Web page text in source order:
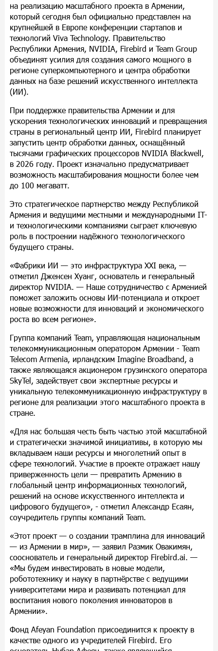
на реализацию масштабного проекта в Армении,
который сегодня был официально представлен на
крупнейшей в Европе конференции стартапов и
технологий Viva Technology. Правительство
Республики Армения, NVIDIA, Firebird и Team Group
объединят усилия для создания самого мощного в
регионе суперкомпьютерного и центра обработки
данных на базе решений искусственного интеллекта
(ИИ).
При поддержке правительства Армении и для
ускорения технологических инноваций и превращения
страны в региональный центр ИИ, Firebird планирует
запустить центр обработки данных, оснащённый
тысячами графических процессоров NVIDIA Blackwell,
в 2026 году. Проект изначально предусматривает
возможность масштабирования мощности более чем
до 100 мегаватт.
Это стратегическое партнерство между Республикой
Армения и ведущими местными и международными IT-
и технологическими компаниями сыграет ключевую
роль в построении надёжного технологического
будущего страны.
«Фабрики ИИ — это инфраструктура XXI века, —
отметил Дженсен Хуанг, основатель и генеральный
директор NVIDIA. — Наше сотрудничество с Арменией
поможет заложить основы ИИ-потенциала и откроет
новые возможности для инноваций и экономического
роста во всем регионе».
Группа компаний Team, управляющая национальным
телекоммуникационным оператором Армении - Team
Telecom Armenia, ирландским Imagine Broadband, а
также являющаяся акционером грузинского оператора
SkyTel, задействует свои экспертные ресурсы и
уникальную телекоммуникационную инфраструктуру в
регионе для реализации этого масштабного проекта в
стране.
«Для нас большая честь быть частью этой масштабной
и стратегически значимой инициативы, в которую мы
вкладываем наши ресурсы и многолетний опыт в
сфере технологий. Участие в проекте отражает нашу
приверженность цели — превратить Армению в
глобальный центр информационных технологий,
решений на основе искусственного интеллекта и
цифрового будущего», - отметил Александр Есаян,
соучредитель группы компаний Team.
«Этот проект — о создании трамплина для инноваций
— из Армении в мир», — заявил Размик Овакимян,
сооснователь и генеральный директор Firebird.ai. —
«Мы будем инвестировать в новые модели,
робототехнику и науку в партнёрстве с ведущими
университетами мира и развивать потенциал для
воспитания нового поколения инноваторов в
Армении».
Фонд Afeyan Foundation присоединится к проекту в
качестве одного из учредителей Firebird. Его